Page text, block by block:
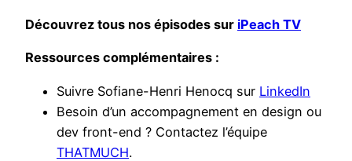
Découvrez tous nos épisodes sur iPeach TV
Ressources complémentaires :
Suivre Sofiane-Henri Henocq sur LinkedIn
Besoin d’un accompagnement en design ou
dev front-end ? Contactez l’équipe
THATMUCH.